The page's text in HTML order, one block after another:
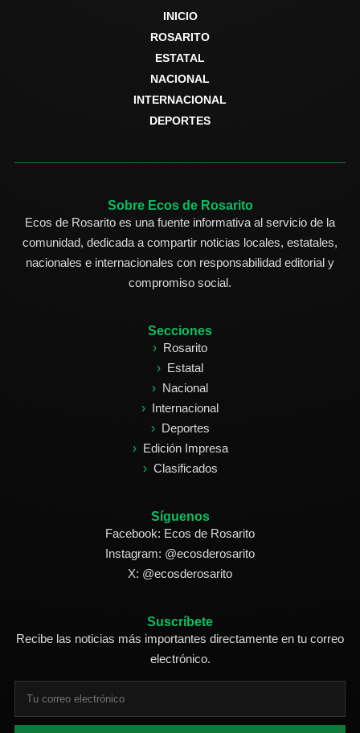
INICIO
ROSARITO
ESTATAL
NACIONAL
INTERNACIONAL
DEPORTES
Sobre Ecos de Rosarito
Ecos de Rosarito es una fuente informativa al servicio de la
comunidad, dedicada a compartir noticias locales, estatales,
nacionales e internacionales con responsabilidad editorial y
compromiso social.
Secciones
Rosarito
Estatal
Nacional
Internacional
Deportes
Edición Impresa
Clasificados
Síguenos
Facebook: Ecos de Rosarito
Instagram: @ecosderosarito
X: @ecosderosarito
Suscríbete
Recibe las noticias más importantes directamente en tu correo
electrónico.